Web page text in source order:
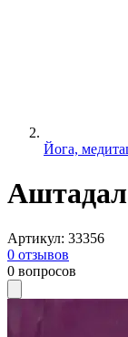
Йога,
Артикул: 33356
0 отзывов
0 вопросов